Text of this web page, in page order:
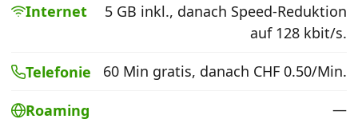
Roaming-Tarife abfragen
Handy-Abo kündigen oder
Internet
5 GB inkl., danach Speed-Reduktion
auf 128 kbit/s.
Telefonie 60 Min gratis, danach CHF 0.50/Min.
Roaming —